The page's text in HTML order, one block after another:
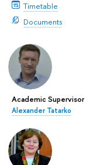
Timetable
Documents
Academic Supervisor
Alexander Tatarko